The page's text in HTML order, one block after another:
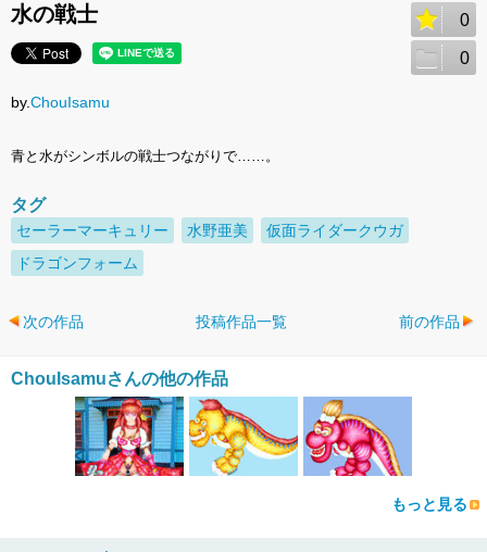
水の戦士 0
0
by.ChouIsamu
青と水がシンボルの戦士つながりで……。
タグ
セーラーマーキュリー 水野亜美
仮面ライダークウガ
ドラゴンフォーム
次の作品 投稿作品一覧 前の作品
ChouIsamuさんの他の作品
もっと見る